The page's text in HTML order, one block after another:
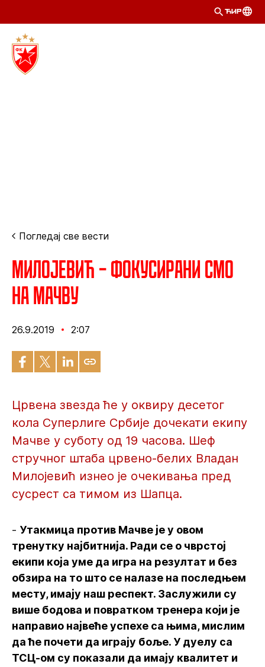
ЋИР
Погледај све вести
Милојевић – Фокусирани смо
на Мачву
26.9.2019 2:07
Црвена звезда ће у оквиру десетог
кола Суперлиге Србије дочекати екипу
Мачве у суботу од 19 часова. Шеф
стручног штаба црвено-белих Владан
Милојевић изнео је очекивања пред
сусрест са тимом из Шапца.
- Утакмица против Мачве је у овом
тренутку најбитнија. Ради се о чврстој
екипи која уме да игра на резултат и без
обзира на то што се налазе на последњем
месту, имају наш респект. Заслужили су
више бодова и повратком тренера који је
направио највеће успехе са њима, мислим
да ће почети да играју боље. У дуелу са
ТСЦ-ом су показали да имају квалитет и